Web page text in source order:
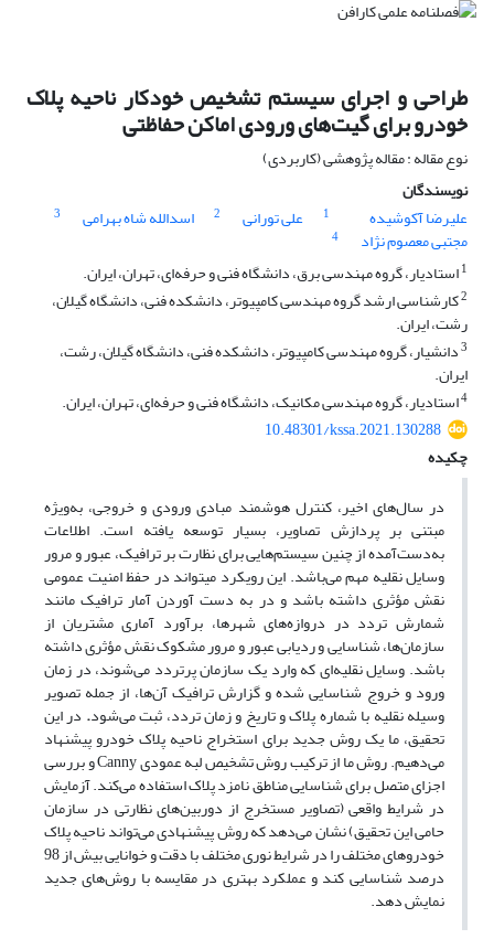
طراحی و اجرای سیستم تشخیص خودکار ناحیه پلاک
خودرو برای گیت‌های ورودی اماکن حفاظتی
نوع مقاله : مقاله پژوهشی (کاربردی)
نویسندگان
علیرضا آکوشیده
1 علی تورانی 2 اسدالله شاه بهرامی 3
مجتبی معصوم نژاد
4
1استادیار، گروه مهندسی برق، دانشگاه فنی و حرفه‌ای، تهران، ایران.
2کارشناسی ارشد گروه مهندسی کامپیوتر، دانشکده فنی، دانشگاه گیلان،
رشت، ایران.
3دانشیار، گروه مهندسی کامپیوتر، دانشکده فنی، دانشگاه گیلان، رشت،
ایران.
4استادیار، گروه مهندسی مکانیک، دانشگاه فنی و حرفه‌ای، تهران، ایران.
10.48301/kssa.2021.130288
چکیده
در سال‌های اخیر، کنترل هوشمند مبادی ورودی و خروجی، به‌ویژه
مبتنی بر پردازش تصاویر، بسیار توسعه یافته است. اطلاعات
به‌دست‌آمده از چنین سیستم‌هایی برای نظارت بر ترافیک، عبور و مرور
وسایل نقلیه مهم می‌باشد. این رویکرد می‏تواند در حفظ امنیت عمومی
نقش مؤثری داشته باشد و در به دست آوردن آمار ترافیک مانند
شمارش تردد در دروازه‌های شهرها، برآورد آماری مشتریان از
سازمان‌ها، شناسایی و ردیابی عبور و مرور مشکوک نقش مؤثری داشته
باشد. وسایل نقلیه‌ای که وارد یک سازمان پرتردد می‌شوند، در زمان
ورود و خروج شناسایی شده و گزارش ترافیک آن‌ها، از جمله تصویر
وسیله نقلیه با شماره پلاک و تاریخ و زمان تردد، ثبت می‌شود. در این
تحقیق، ما یک روش جدید برای استخراج ناحیه پلاک خودرو پیشنهاد
می‌دهیم. روش ما از ترکیب روش تشخیص لبه عمودیCannyو بررسی
اجزای متصل برای شناسایی مناطق نامزد پلاک استفاده می‌کند. آزمایش
در شرایط واقعی (تصاویر مستخرج از دوربین‌های نظارتی در سازمان
حامی این تحقیق) نشان می‌دهد که روش پیشنهادی می‌تواند ناحیه پلاک
خودروهای مختلف را در شرایط نوری مختلف با دقت و خوانایی بیش از 98
درصد شناسایی کند و عملکرد بهتری در مقایسه با روش‌های جدید
نمایش دهد.